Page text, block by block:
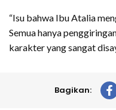
“Isu bahwa Ibu Atalia
Semua hanya
karakter yang sangat
Bagikan: